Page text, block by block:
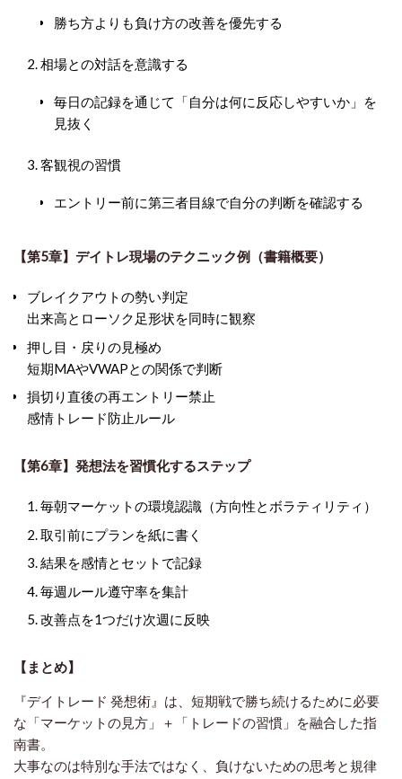
勝ち方よりも負け方の改善を優先する
相場との対話を意識する
毎日の記録を通じて「自分は何に反応しやすいか」を
見抜く
客観視の習慣
エントリー前に第三者目線で自分の判断を確認する
【第5章】デイトレ現場のテクニック例（書籍概要）
ブレイクアウトの勢い判定
出来高とローソク足形状を同時に観察
押し目・戻りの見極め
短期MAやVWAPとの関係で判断
損切り直後の再エントリー禁止
感情トレード防止ルール
【第6章】発想法を習慣化するステップ
毎朝マーケットの環境認識（方向性とボラティリティ）
取引前にプランを紙に書く
結果を感情とセットで記録
毎週ルール遵守率を集計
改善点を1つだけ次週に反映
【まとめ】
『デイトレード 発想術』は、短期戦で勝ち続けるために必要
な「マーケットの見方」＋「トレードの習慣」を融合した指
南書。
大事なのは特別な手法ではなく、負けないための思考と規律